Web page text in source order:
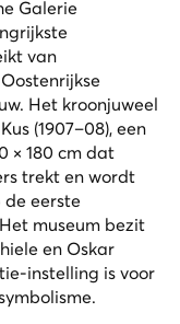
Galerie
van
Het kroonjuweel
(1907–08), een
× 180 cm dat
trekt en wordt
eerste
museum bezit
en Oskar
instelling is voor